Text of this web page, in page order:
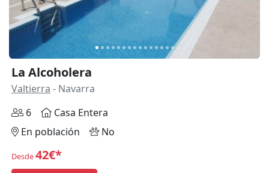
La Alcoholera
Valtierra - Navarra
6
Casa Entera
En población
No
Desde42€*